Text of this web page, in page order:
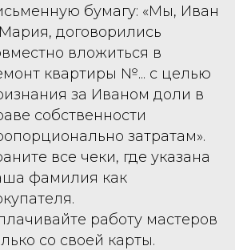
бумагу: «Мы, Иван
договорились
вложиться в
квартиры №... с целью
за Иваном доли в
собственности
затратам».
все чеки, где указана
фамилия как
работу мастеров
со своей карты.